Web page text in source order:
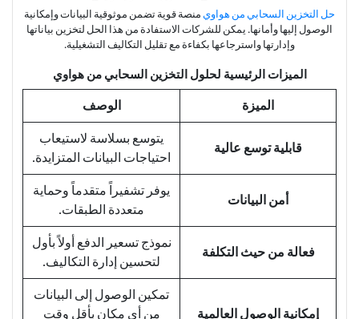
حل التخزين السحابي من هواوي منصة قوية تضمن موثوقية البيانات وإمكانية
الوصول إليها وأمانها. يمكن للشركات الاستفادة من هذا الحل لتخزين بياناتها
وإدارتها واسترجاعها بكفاءة مع تقليل التكاليف التشغيلية.
الميزات الرئيسية لحلول التخزين السحابي من هواوي
الميزة الوصف
قابلية توسع عالية
يتوسع بسلاسة لاستيعاب
احتياجات البيانات المتزايدة.
أمن البيانات
يوفر تشفيراً متقدماً وحماية
متعددة الطبقات.
فعالة من حيث التكلفة
نموذج تسعير الدفع أولاً بأول
لتحسين إدارة التكاليف.
إمكانية الوصول العالمية
تمكين الوصول إلى البيانات
من أي مكان بأقل وقت